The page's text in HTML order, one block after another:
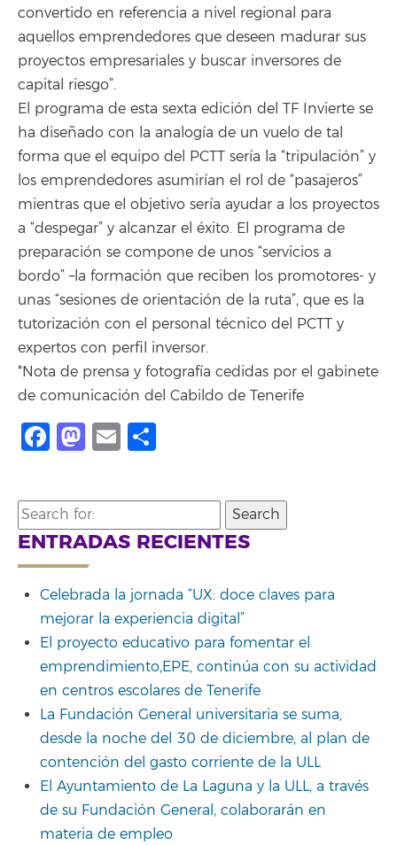
convertido en referencia a nivel regional para
aquellos emprendedores que deseen madurar sus
proyectos empresariales y buscar inversores de
capital riesgo”.
El programa de esta sexta edición del TF Invierte se
ha diseñado con la analogía de un vuelo de tal
forma que el equipo del PCTT sería la “tripulación” y
los emprendedores asumirían el rol de “pasajeros”
mientras que el objetivo sería ayudar a los proyectos
a “despegar” y alcanzar el éxito. El programa de
preparación se compone de unos “servicios a
bordo” –la formación que reciben los promotores- y
unas “sesiones de orientación de la ruta”, que es la
tutorización con el personal técnico del PCTT y
expertos con perfil inversor.
*Nota de prensa y fotografía cedidas por el gabinete
de comunicación del Cabildo de Tenerife
Facebook
Mastodon
Email
Search
for:
ENTRADAS RECIENTES
Celebrada la jornada “UX: doce claves para
mejorar la experiencia digital”
El proyecto educativo para fomentar el
emprendimiento,EPE, continúa con su actividad
en centros escolares de Tenerife
La Fundación General universitaria se suma,
desde la noche del 30 de diciembre, al plan de
contención del gasto corriente de la ULL
El Ayuntamiento de La Laguna y la ULL, a través
de su Fundación General, colaborarán en
materia de empleo